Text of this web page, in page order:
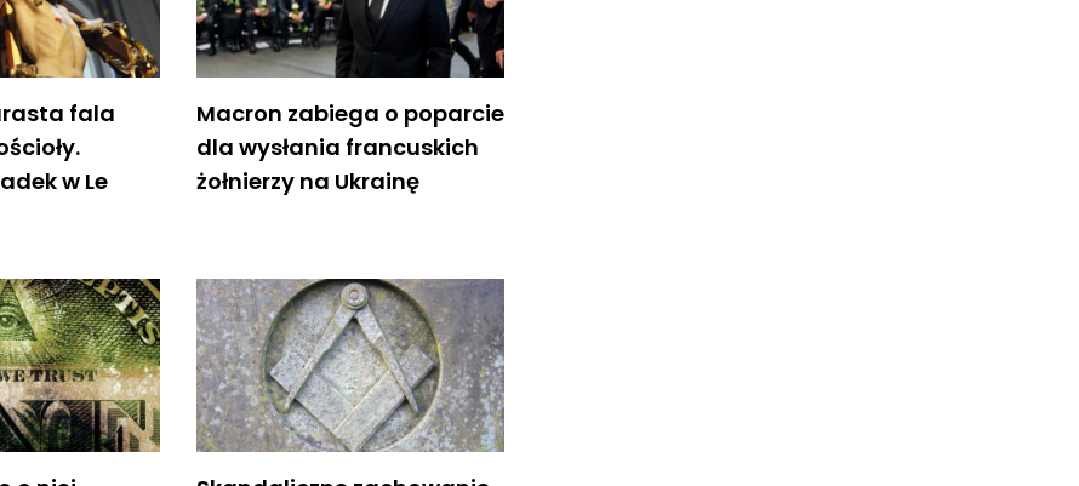
fala
w Le
Macron zabiega o poparcie
dla wysłania francuskich
żołnierzy na Ukrainę